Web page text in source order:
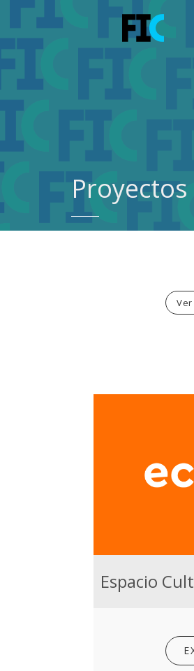
Proyectos